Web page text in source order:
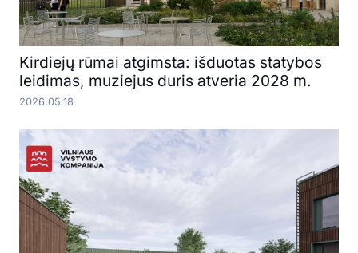
Kirdiejų rūmai atgimsta: išduotas statybos
leidimas, muziejus duris atveria 2028 m.
2026.05.18